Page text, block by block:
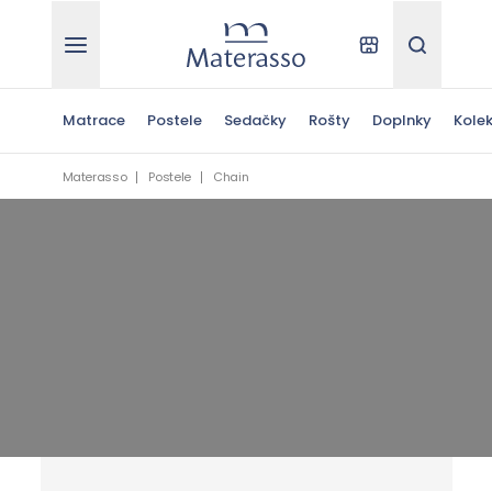
Materasso Kde kúpiťHľadať
Matrace Postele Sedačky Rošty Doplnky
Materasso Postele Chain